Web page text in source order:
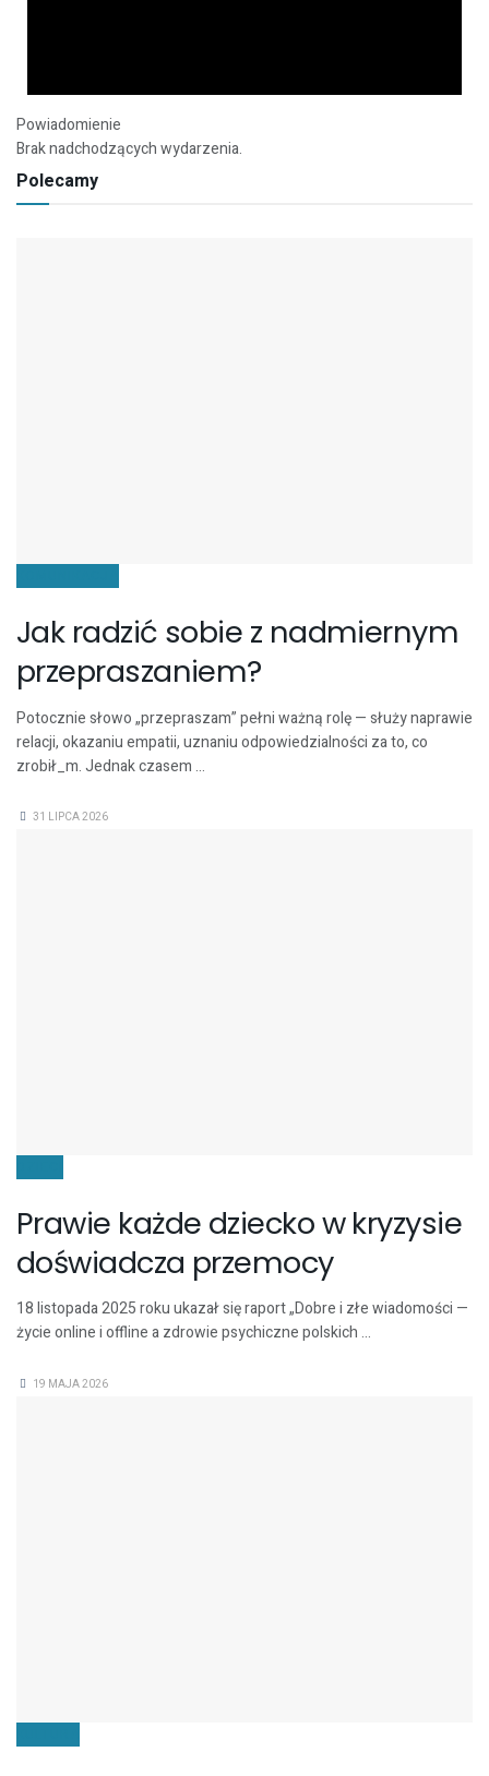
Powiadomienie
Brak nadchodzących wydarzenia.
Polecamy
Jak radzić sobie z nadmiernym
przepraszaniem?
Potocznie słowo „przepraszam” pełni ważną rolę — służy naprawie
relacji, okazaniu empatii, uznaniu odpowiedzialności za to, co
zrobił_m. Jednak czasem ...
31 LIPCA 2026
Prawie każde dziecko w kryzysie
doświadcza przemocy
18 listopada 2025 roku ukazał się raport „Dobre i złe wiadomości —
życie online i offline a zdrowie psychiczne polskich ...
19 MAJA 2026